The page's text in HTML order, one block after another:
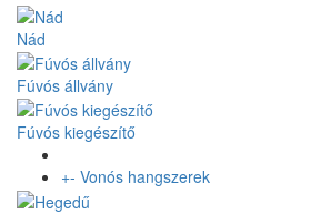
Nád
Fúvós állvány
Fúvós kiegészítő
+- Vonós hangszerek